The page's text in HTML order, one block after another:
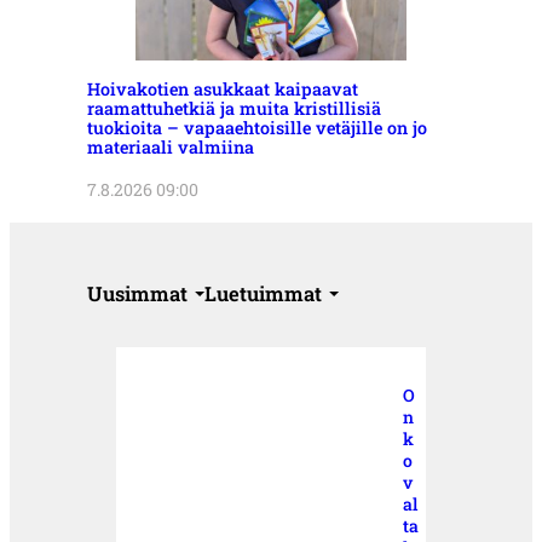
Hoivakotien asukkaat kaipaavat
raamattuhetkiä ja muita kristillisiä
tuokioita – vapaaehtoisille vetäjille on jo
materiaali valmiina
7.8.2026 09:00
Uusimmat Luetuimmat
O
n
k
o
v
al
ta